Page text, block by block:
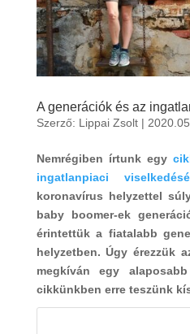
A generációk és az
Szerző: Lippai Zsolt|
Nemrégiben írtunk egy
ingatlanpiaci
koronavírus helyzettel
baby boomer-ek
érintettük a fiatalabb
helyzetben. Úgy érezzük
megkíván egy
cikkünkben erre teszünk